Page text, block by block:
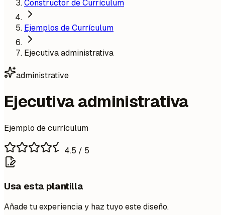
Constructor de Currículum
Ejemplos de Currículum
Ejecutiva administrativa
administrative
Ejecutiva administrativa
Ejemplo de currículum
4.5 / 5
Usa esta plantilla
Añade tu experiencia y haz tuyo este diseño.